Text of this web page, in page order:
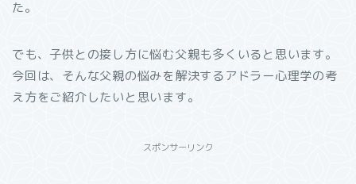
た。
でも、子供との接し方に悩む父親も多くいると思います。
今回は、そんな父親の悩みを解決するアドラー心理学の考
え方をご紹介したいと思います。
スポンサーリンク